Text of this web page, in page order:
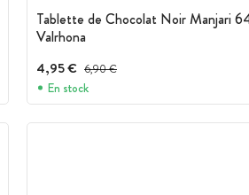
Tablette de Chocolat Noir Manjari
Valrhona
4,95 € Prix avant réduction :
6,90 €
En stock